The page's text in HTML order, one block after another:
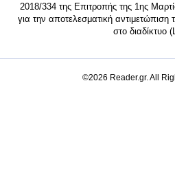
2018/334 της Επιτροπής της 1ης
για την αποτελεσματική
στο διαδίκτυο
©2026 Reader.gr. All